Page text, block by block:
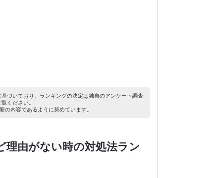
づいており、ランキングの決定は独自のアンケート調査
ください。
内容であるように努めています。
理由がない時の対処法ラン